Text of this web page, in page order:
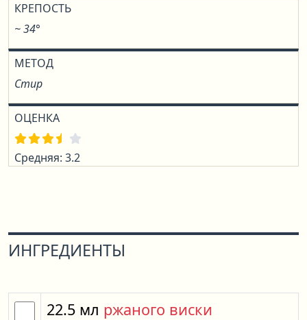
КРЕПОСТЬ
~ 34°
МЕТОД
Стир
ОЦЕНКА
Средняя: 3.2
ИНГРЕДИЕНТЫ
22.5 мл ржаного виски